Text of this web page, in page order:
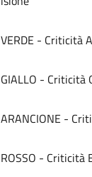
- Criticità
- Criticità
-
- Criticità